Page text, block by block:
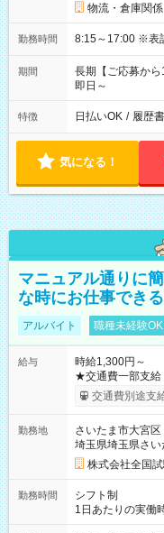
物流・倉庫関係
勤務時間 8:15～
期間
長期【ご応募から
即日～
特徴 日払いOK / 履歴
気になる！
マニュアル通りに
な時にお仕事でき
アルバイト 職種未経験OK
給与
時給1,300円～
★交通費一部支給 時給1,300円～ ※試験・役割により手当あり
※勤務回数によ
り！】 希望され
例】 ・河合塾模
×8時間＝日収
円の場合あり ・
円（役割手当＋100
間】試用期間なし
交通費別途支
勤務地
さいたま市大宮区
埼玉県埼玉県さい
株式会社全国
勤務時間
シフト制
1日あたりの実働
間は 試験により